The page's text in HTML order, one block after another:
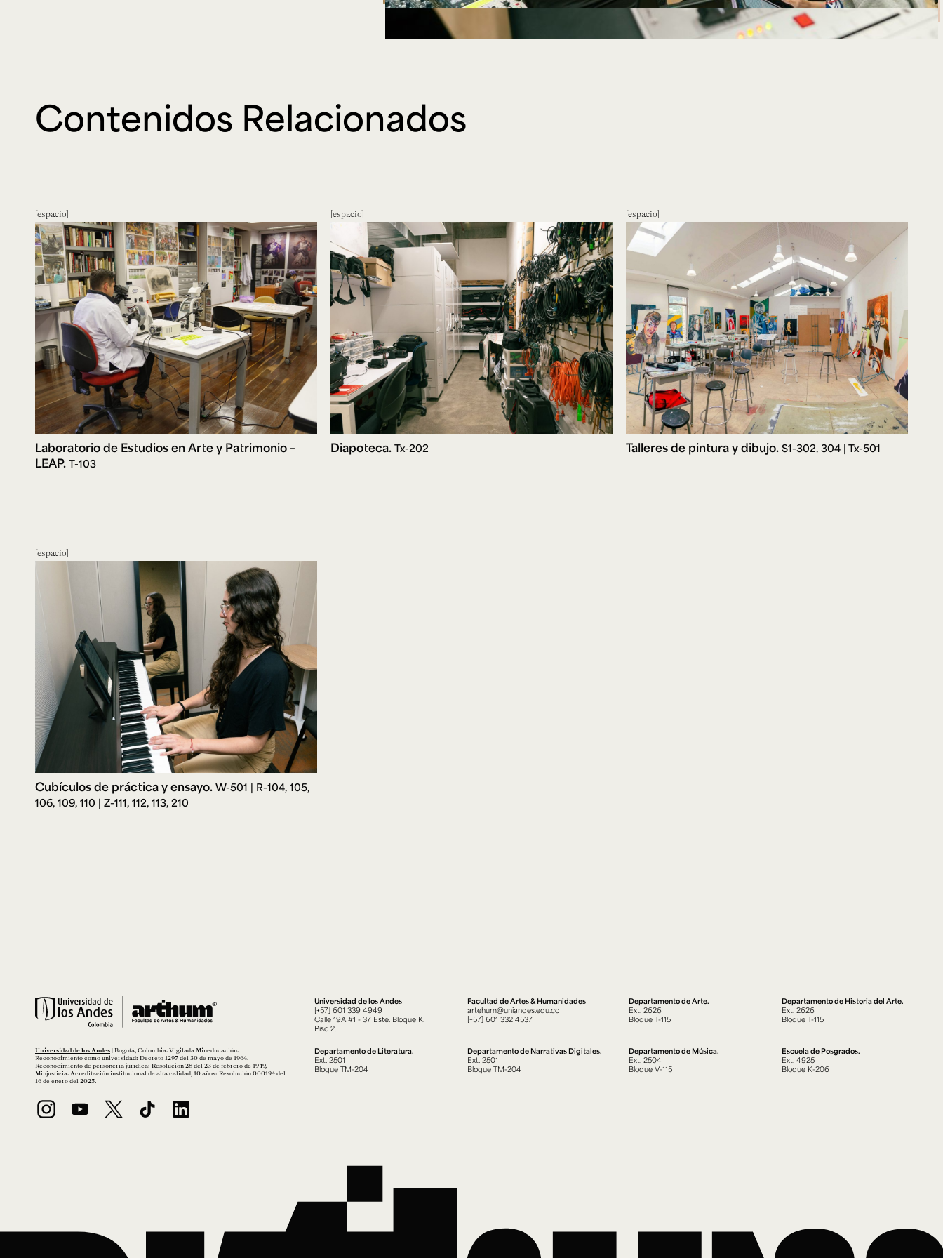
Contenidos Relacionados
espacio
Laboratorio de Estudios en Arte y Patrimonio –
LEAP. T-103
espacio
Diapoteca.Tx-202
espacio
Talleres de pintura y dibujo.S1-302, 304 | Tx-501
espacio
Cubículos de práctica y ensayo. W-501 | R-104, 105,
106, 109, 110 | Z-111, 112, 113, 210
Universidad de los Andes
[+57] 601 339 4949
Calle 19A #1 - 37 Este. Bloque K.
Piso 2.
Facultad de Artes & Humanidades
artehum@uniandes.edu.co
[+57] 601 332 4537
Departamento de Arte.
Ext. 2626
Bloque T-115
Departamento de Historia del Arte.
Ext. 2626
Bloque T-115
Departamento de Literatura.
Ext. 2501
Bloque TM-204
Departamento de Narrativas Digitales.
Ext. 2501
Bloque TM-204
Departamento de Música.
Ext. 2504
Bloque V-115
Escuela de Posgrados.
Ext. 4925
Bloque K-206
Universidad de los Andes | Bogotá, Colombia. Vigilada Mineducación.
Reconocimiento como universidad: Decreto 1297 del 30 de mayo de 1964.
Reconocimiento de personería jurídica: Resolución 28 del 23 de febrero de 1949,
Minjusticia. Acreditación institucional de alta calidad, 10 años: Resolución 000194 del
16 de enero del 2025.